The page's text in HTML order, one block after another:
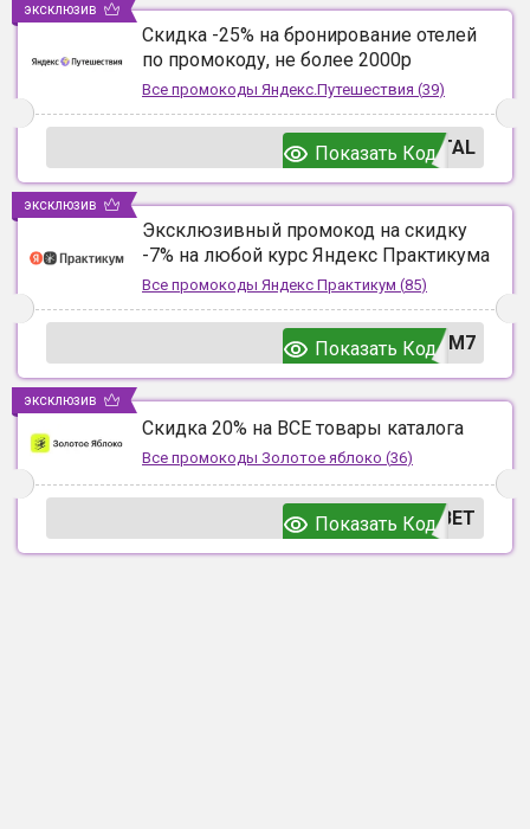
Скидка -25% на бронирование отелей
по промокоду, не более 2000р
Все промокоды Яндекс.Путешествия (39)
TAL
Показать Код
эксклюзив
Эксклюзивный промокод на скидку
-7% на любой курс Яндекс Практикума
Все промокоды Яндекс Практикум (85)
UM7
Показать Код
эксклюзив
Скидка 20% на ВСЕ товары каталога
Все промокоды Золотое яблоко (36)
ВЕТ
Показать Код
эксклюзив